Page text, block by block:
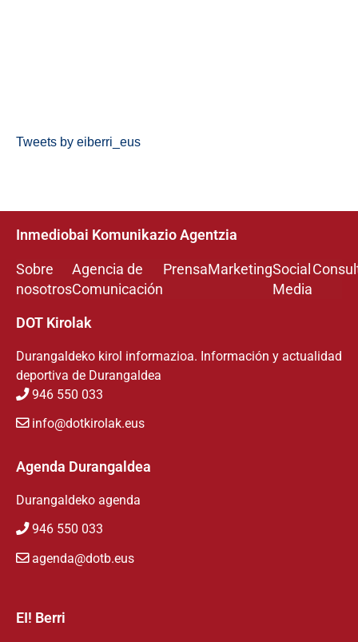
Tweets by eiberri_eus
Inmediobai Komunikazio Agentzia
Sobre
nosotros
Agencia de
Comunicación
PrensaMarketingSocial
Media
DOT Kirolak
Durangaldeko kirol informazioa. Información y actualidad
deportiva de Durangaldea
946 550 033
info@dotkirolak.eus
Agenda Durangaldea
Durangaldeko agenda
946 550 033
agenda@dotb.eus
EI! Berri